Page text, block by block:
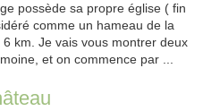
possède sa propre église ( fin
comme un hameau de la
km. Je vais vous montrer deux
et on commence par ...